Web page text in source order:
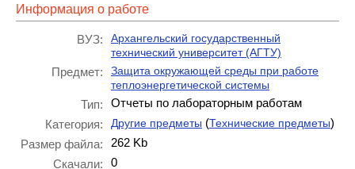
Информация о работе
ВУЗ:
Архангельский государственный
технический университет (АГТУ)
Предмет:
Защита окружающей среды при работе
теплоэнергетической системы
Тип:
Отчеты по лабораторным работам
Категория:
Другие предметы (Технические предметы)
Размер файла:
262 Kb
Скачали:
0